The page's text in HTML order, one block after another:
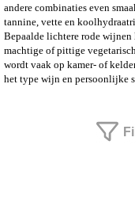
andere combinaties even
tannine, vette en
Bepaalde lichtere rode
machtige of pittige
wordt vaak op kamer- of
het type wijn en persoonlijke